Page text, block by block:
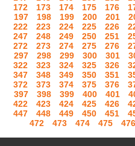
172
173 174 175 176
197
198 199 200 201
222
223 224 225 226
247
248 249 250 251
272
273 274 275 276
297
298 299 300 301
322
323 324 325 326
347
348 349 350 351
372
373 374 375 376
397
398 399 400 401
422
423 424 425 426
447
448 449 450 451
472
473 474 475 476